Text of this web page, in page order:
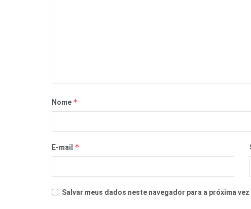
Nome *
E-mail *
Salvar meus dados neste navegador para a próxima